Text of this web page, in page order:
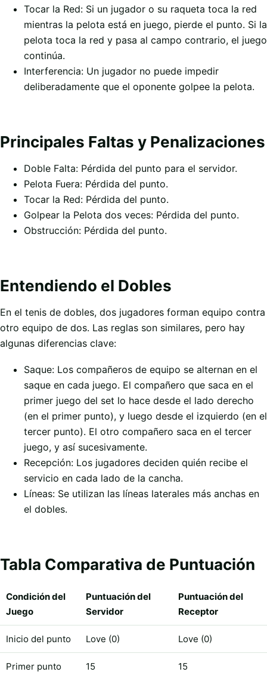
Tocar la Red: Si un jugador o su raqueta toca la red
mientras la pelota está en juego, pierde el punto. Si la
pelota toca la red y pasa al campo contrario, el juego
continúa.
Interferencia: Un jugador no puede impedir
deliberadamente que el oponente golpee la pelota.
Principales Faltas y Penalizaciones
Doble Falta: Pérdida del punto para el servidor.
Pelota Fuera: Pérdida del punto.
Tocar la Red: Pérdida del punto.
Golpear la Pelota dos veces: Pérdida del punto.
Obstrucción: Pérdida del punto.
Entendiendo el Dobles
En el tenis de dobles, dos jugadores forman equipo contra
otro equipo de dos. Las reglas son similares, pero hay
algunas diferencias clave:
Saque: Los compañeros de equipo se alternan en el
saque en cada juego. El compañero que saca en el
primer juego del set lo hace desde el lado derecho
(en el primer punto), y luego desde el izquierdo (en el
tercer punto). El otro compañero saca en el tercer
juego, y así sucesivamente.
Recepción: Los jugadores deciden quién recibe el
servicio en cada lado de la cancha.
Líneas: Se utilizan las líneas laterales más anchas en
el dobles.
Tabla Comparativa de Puntuación
Condición del
Juego
Puntuación del
Servidor
Puntuación del
Receptor
Inicio del punto Love (0) Love (0)
Primer punto 15 15